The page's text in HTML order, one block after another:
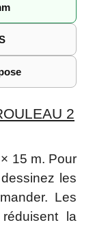
2
15 m. Pour
les
Les
la